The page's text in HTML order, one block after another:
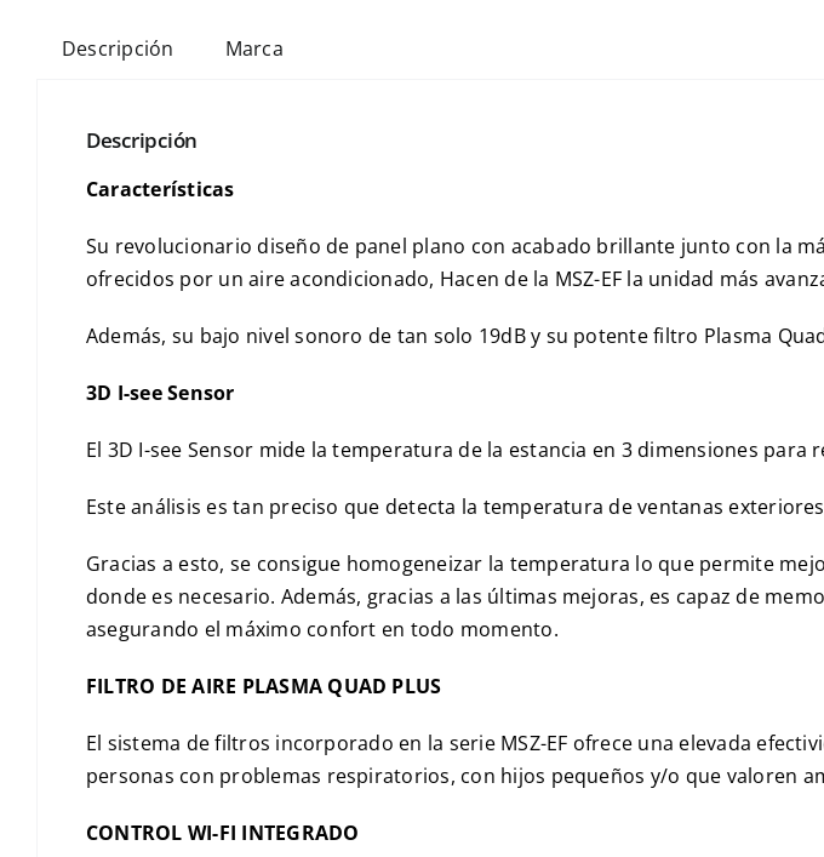
Descripción Marca
Descripción
Características
Su revolucionario diseño de panel plano con acabado brillante junto con la
ofrecidos por un aire acondicionado, Hacen de la MSZ-EF la unidad más
Además, su bajo nivel sonoro de tan solo 19dB y su potente filtro Plasma
3D I-see Sensor
El 3D I-see Sensor mide la temperatura de la estancia en 3 dimensiones
Este análisis es tan preciso que detecta la temperatura de ventanas
Gracias a esto, se consigue homogeneizar la temperatura lo que permite
donde es necesario. Además, gracias a las últimas mejoras, es capaz de
asegurando el máximo confort en todo momento.
FILTRO DE AIRE PLASMA QUAD PLUS
El sistema de filtros incorporado en la serie MSZ-EF ofrece una elevada
personas con problemas respiratorios, con hijos pequeños y/o que valoren
CONTROL WI-FI INTEGRADO